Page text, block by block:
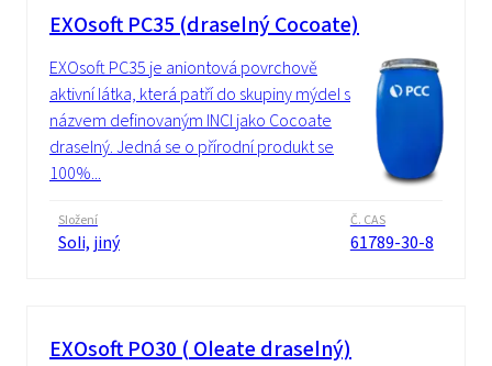
EXOsoft PC35 (draselný Cocoate)
EXOsoft PC35 je aniontová povrchově
aktivní látka, která patří do skupiny mýdel s
názvem definovaným INCI jako Cocoate
draselný. Jedná se o přírodní produkt se
100%...
Složení
Soli, jiný
Č. CAS
61789-30-8
EXOsoft PO30 ( Oleate draselný)